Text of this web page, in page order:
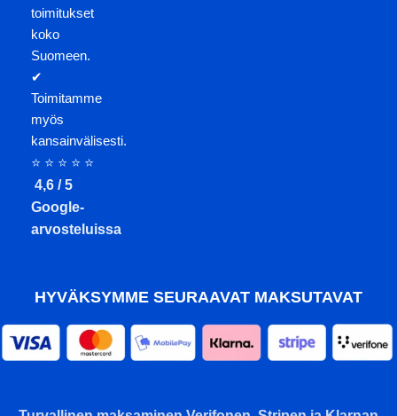
toimitukset
koko
Suomeen.
✔
Toimitamme
myös
kansainvälisesti.
⭐ ⭐ ⭐ ⭐ ⭐
4,6 / 5
Google-
arvosteluissa
HYVÄKSYMME SEURAAVAT MAKSUTAVAT